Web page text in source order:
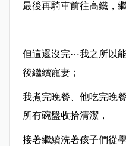
最後再騎車前往高鐵，
但這還沒完⋯我之所以
後繼續寵妻；
我煮完晚餐、他吃完晚
所有碗盤收拾清潔，
接著繼續洗著孩子們從